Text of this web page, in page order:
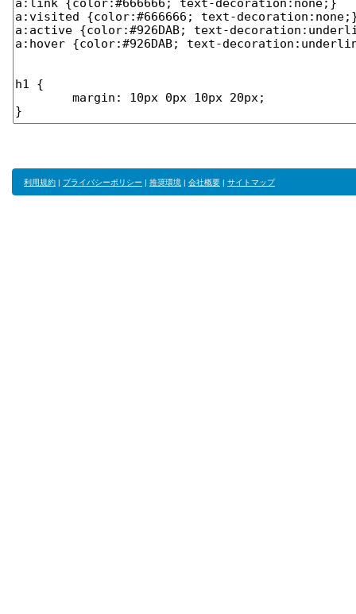
利用規約 | プライバシーポリシー | 推奨環境 | 会社概要 | サイトマップ